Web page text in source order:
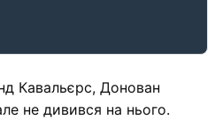
Кавальєрс, Донован
не дивився на нього.